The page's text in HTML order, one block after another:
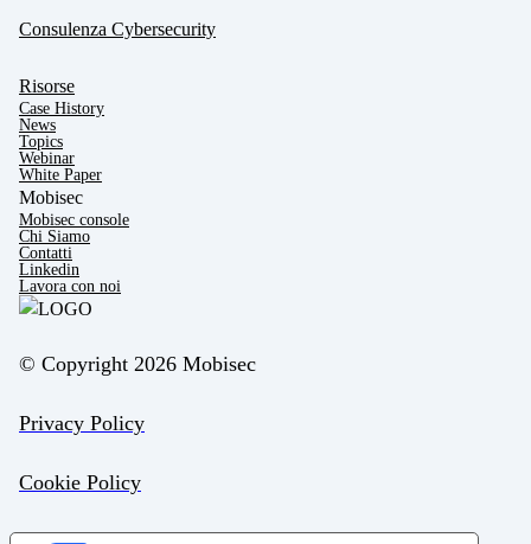
Consulenza Cybersecurity
Risorse
Case History
News
Topics
Webinar
White Paper
Mobisec
Mobisec console
Chi Siamo
Contatti
Linkedin
Lavora con noi
© Copyright 2026 Mobisec
Privacy Policy
Cookie Policy